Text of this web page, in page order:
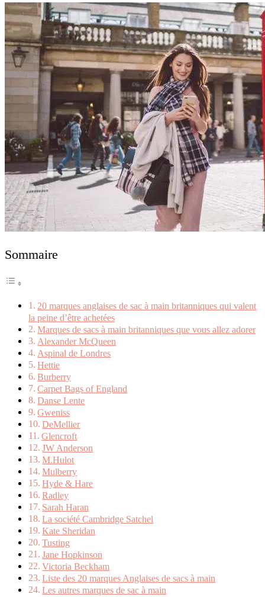
Sommaire
20 marques anglaises de sac à main britanniques qui valent
la peine d’être achetées
Marques de sacs à main britanniques que vous allez adorer
Alexander McQueen
Aspinal de Londres
Hettie
Burberry
Carpet Bags of England
Danse Lente
Gweniss
DeMellier
Glencroft
JW Anderson
M.Hulot
Mulberry
Hyde & Hare
Radley
Sarah Haran
La société Cambridge Satchel
Kate Sheridan
Tusting
Jane Hopkinson
Victoria Beckham
Liste des 20 marques Anglaises de sacs à main
Les autres marques de sac à main